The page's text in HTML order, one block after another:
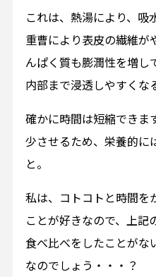
これは、熱湯により、吸
重曹により表皮の繊維が
んぱく質も膨潤性を増し
内部まで浸透しやすくな
確かに時間は短縮できま
少させるため、栄養的に
と。
私は、コトコトと時間を
ことが好きなので、上記
食べ比べをしたことがな
なのでしょう・・・？